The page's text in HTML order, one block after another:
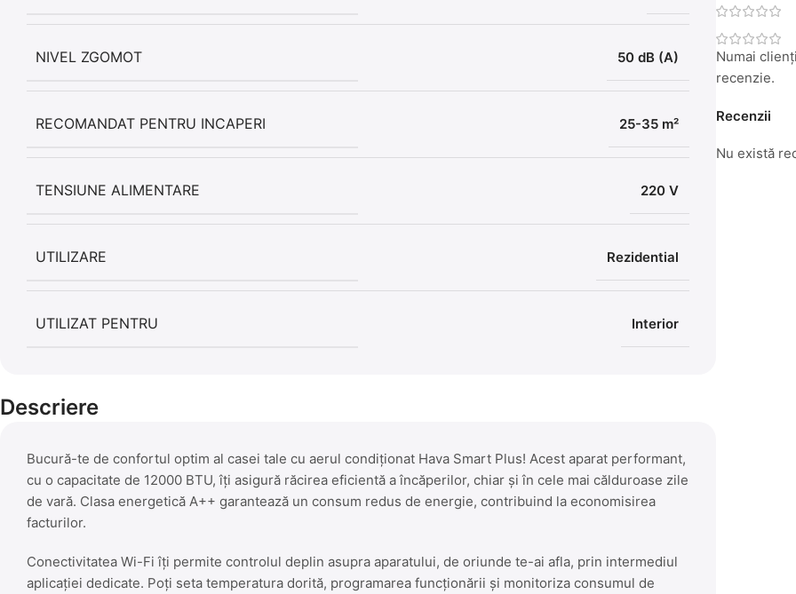
NIVEL ZGOMOT 50 dB (A)
RECOMANDAT PENTRU INCAPERI 25-35 m²
TENSIUNE ALIMENTARE 220 V
UTILIZARE Rezidential
UTILIZAT PENTRU Interior
Descriere
Bucură-te de confortul optim al casei tale cu aerul condiționat Hava Smart Plus! Acest aparat performant,
cu o capacitate de 12000 BTU, îți asigură răcirea eficientă a încăperilor, chiar și în cele mai călduroase zile
de vară. Clasa energetică A++ garantează un consum redus de energie, contribuind la economisirea
facturilor.
Conectivitatea Wi-Fi îți permite controlul deplin asupra aparatului, de oriunde te-ai afla, prin intermediul
aplicației dedicate. Poți seta temperatura dorită, programarea funcționării și monitoriza consumul de
Recenzii
Nu există
Numai
recenzie.